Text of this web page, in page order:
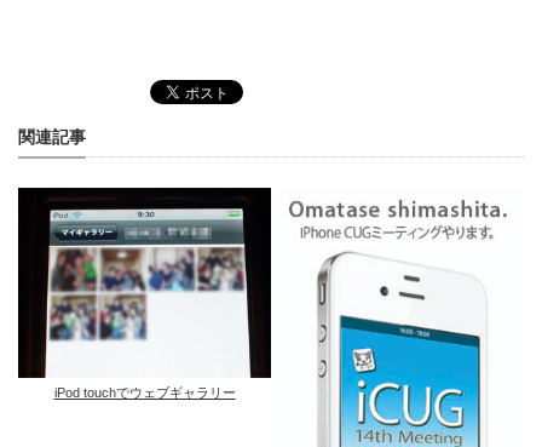
関連記事
iPod touchでウェブギャラリー